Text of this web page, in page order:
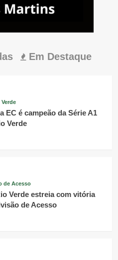
Em Destaque
EC é campeão da Série A1
Verde
de Acesso
Verde estreia com vitória
de Acesso